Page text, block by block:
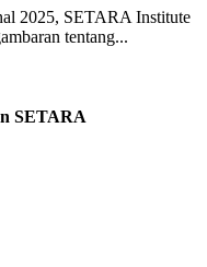
2025, SETARA Institute
tentang...
SETARA